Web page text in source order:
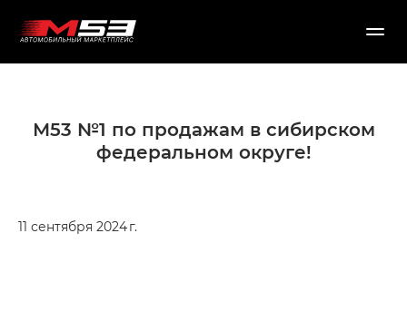
М53 №1 по продажам в сибирском
федеральном округе!
11 сентября 2024 г.